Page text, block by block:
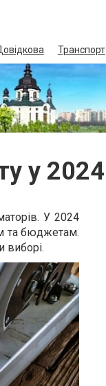
Транспорт
у 2024
У 2024
та бюджетам.
виборі.